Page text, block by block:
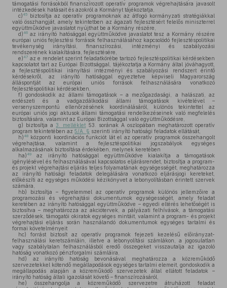
támogatási forrásokból finanszírozott operatív programok végrehajtására javasolt
intézkedések hatásait és azokról a Kormányt tájékoztatja,
c)45
biztosítja az operatív programoknak az átfogó kormányzati stratégiákkal
való összhangját, amely tekintetben az ágazati fejlesztésért felelős miniszterrel
együttműködve javaslatot nyújthat be a Kormány részére,
d)46 az irányító hatósággal együttműködve javaslatot tesz a Kormány részére
európai uniós fejlesztési források felhasználásához kapcsolódó fejlesztéspolitikai
tevékenység irányítási, finanszírozási, intézményi és szabályozási
rendszerének kialakítására, fejlesztésére,
e)47 az e rendelet szerint feladatkörébe tartozó fejlesztéspolitikai kérdésekben
kapcsolatot tart az Európai Bizottsággal, tájékoztatja a Kormány által jóváhagyott,
a fejlesztéspolitikai irányítási intézményi és szabályozási rendszert érintő
kérdésekről, az irányító hatósággal egyeztetve képviseli Magyarország
álláspontját az európai uniós források felhasználására vonatkozó
fejlesztéspolitikai kérdésekben,
f) gondoskodik az állami támogatások – a mezőgazdasági, a halászati, az
erdészeti és a vadgazdálkodási állami támogatások kivételével –
versenyszempontú ellenőrzésének koordinálásáról, különös tekintettel az
európai uniós jogi aktusok állami támogatási rendelkezéseinek való megfelelés
biztosítására, valamint az Európai Bizottsággal való együttműködésre,
g) biztosítja a3. melléklet 53. sorának A oszlopában meghatározott operatív
program tekintetében az 5/A. § szerinti irányító hatósági feladatok ellátását,
h)48 központi koordinációs funkciót lát el az operatív programok összehangolt
végrehajtása, valamint a fejlesztéspolitikai jogszabályok egységes
alkalmazásának biztosítása érdekében, melynek keretében
ha)49
az irányító hatósággal együttműködve kialakítja a támogatások
igénylésével és felhasználásával kapcsolatos eljárásrendet, biztosítja a program-
és projekt végrehajtási eljárás teljes folyamatának egységességét, meghatározza
az irányító hatósági feladatok delegálására vonatkozó eljárásjogi kereteket,
előkészíti az egységes működési kézikönyvet a lebonyolításban érintett szervek
számára,
hb) biztosítja – figyelemmel az operatív programok különös jellemzőire a
programozási és végrehajtási dokumentumok egységességét, amely feladat
keretében az irányító hatósággal együttműködve – egyedi eltérés lehetőségét is
biztosítva – meghatározza az akciótervek, a pályázati felhívások, a támogatási
szerződések, támogatói okiratok egységes mintáit, valamint a program- és projekt
végrehajtási eljárás során használandó dokumentumok egységes tartalmi és
formai követelményeit
hc) forrást biztosít az operatív programok fejezeti kezelésű előirányzat-
felhasználási keretszámláin, illetve a lebonyolítási számlákon, a jogosulatlan
vagy szabálytalan felhasználásból eredő összegeket visszautalja az igazoló
hatóság vonatkozó pénzforgalmi számláira,
hd) az irányító hatóság bevonásával meghatározza a közreműködő
szervezetekkel kötendő megállapodások egységes tartalmi elemeit, gondoskodik a
megállapodás alapján a közreműködő szervezetek által ellátott feladatok –
irányító hatóság általi igazolását követő – finanszírozásáról,
he) összehangolja a közreműködő szervezetre átruházott feladat